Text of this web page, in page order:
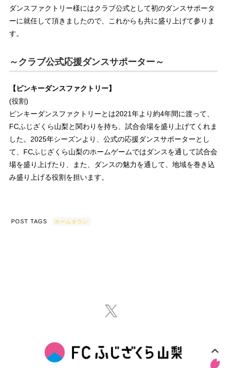
ダンスファクトリー様にはクラブ公式として初のダンスサポータ
ーに就任して頂きましたので、これからも共に盛り上げて参りま
す。
～クラブ公式応援ダンスサポーター～
【ピンキーダンスファクトリー】
(役割)
ピンキーダンスファクトリーとは2021年より約4年間に渡って、
FCふじざくら山梨と関わりを持ち、試合会場を盛り上げてくれま
した。2025年シーズンより、公式の応援ダンスサポーターとし
て、FCふじざくら山梨のホームゲームではダンスを通して試合会
場を盛り上げたり、また、ダンスの魅力を通して、地域を巻き込
み盛り上げる役割を担います。
POST TAGS ホームタウン